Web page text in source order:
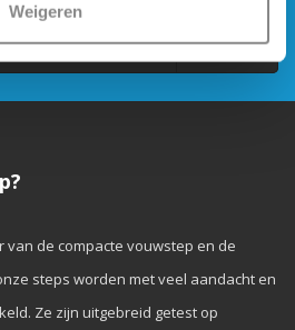
Weigeren
Verstuur
van de compacte vouwstep en de
steps worden met veel aandacht en
Ze zijn uitgebreid getest op